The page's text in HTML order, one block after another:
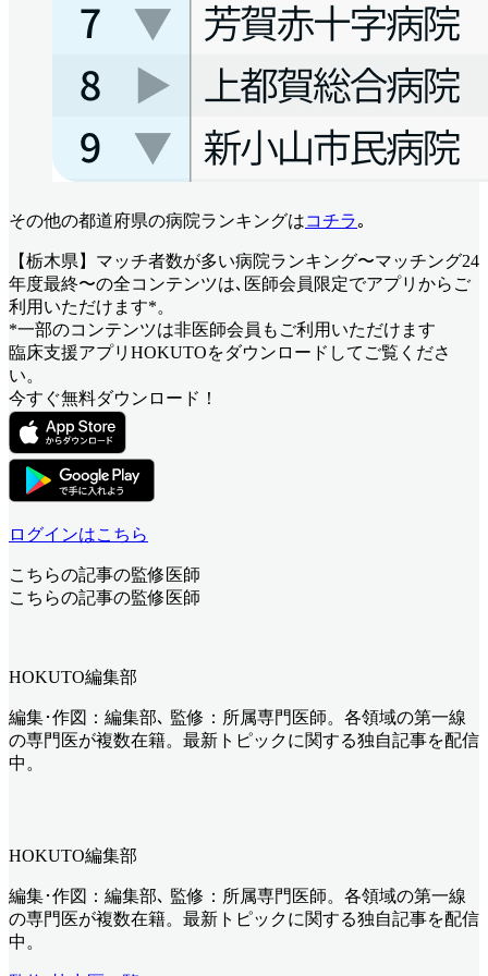
その他の都道府県の病院ランキングはコチラ｡
【栃木県】マッチ者数が多い病院ランキング〜マッチング24
年度最終〜の全コンテンツは､医師会員限定でアプリからご
利用いただけます*。
*一部のコンテンツは非医師会員もご利用いただけます
臨床支援アプリHOKUTOをダウンロードしてご覧くださ
い。
今すぐ無料ダウンロード！
ログインはこちら
こちらの記事の監修医師
こちらの記事の監修医師
HOKUTO編集部
編集･作図：編集部､ 監修：所属専門医師。各領域の第一線
の専門医が複数在籍。最新トピックに関する独自記事を配信
中。
HOKUTO編集部
編集･作図：編集部､ 監修：所属専門医師。各領域の第一線
の専門医が複数在籍。最新トピックに関する独自記事を配信
中。